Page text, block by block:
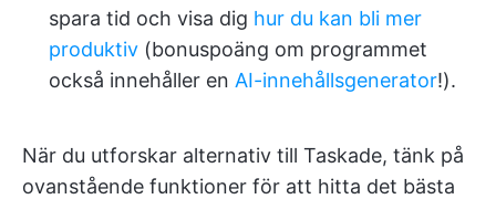
spara tid och visa dig hur du kan bli mer
produktiv (bonuspoäng om programmet
också innehåller en AI-innehållsgenerator!).
När du utforskar alternativ till Taskade, tänk på
ovanstående funktioner för att hitta det bästa